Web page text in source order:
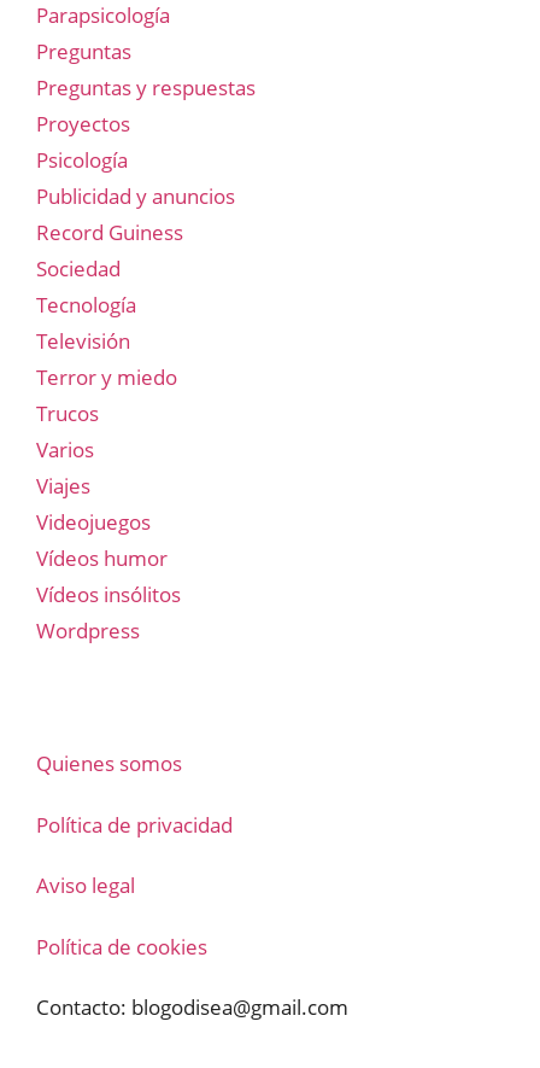
Parapsicología
Preguntas
Preguntas y respuestas
Proyectos
Psicología
Publicidad y anuncios
Record Guiness
Sociedad
Tecnología
Televisión
Terror y miedo
Trucos
Varios
Viajes
Videojuegos
Vídeos humor
Vídeos insólitos
Wordpress
Quienes somos
Política de privacidad
Aviso legal
Política de cookies
Contacto: blogodisea@gmail.com